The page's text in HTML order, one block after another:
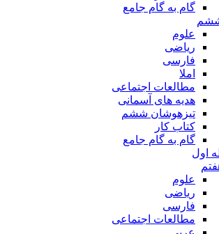
گام به گام جامع
علوم
ریاضی
فارسی
املا
مطالعات اجتماعی
هدیه های آسمانی
تیزهوشان ششم
کتاب کار
گام به گام جامع
اول
علوم
ریاضی
فارسی
مطالعات اجتماعی